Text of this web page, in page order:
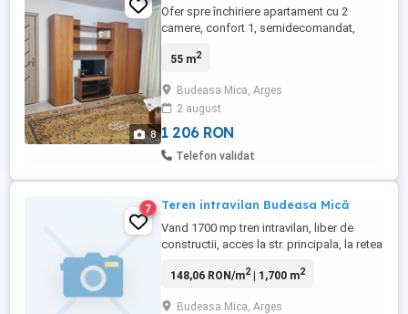
8
Ofer spre închiriere apartament cu 2
camere, confort 1, semidecomandat,
zonă liniștită la doar 5 km de Pitești.
mijloace de transport în comun,
disponibile din oră în oră, asigurând o
legătură rapidă cu orașul. Apartamentul ...
55 m2
Budeasa Mica, Arges
2 august
1 206 RON
Telefon validat
7 Teren intravilan Budeasa Mică
Vand 1700 mp tren intravilan, liber de
constructii, acces la str. principala, la retea
m, Budeasa Mica
148,06 RON/m2| 1,700 m2
Budeasa Mica, Arges